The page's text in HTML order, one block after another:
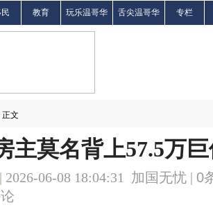
教育 玩乐温哥华 舌尖温哥华 专栏
正文
主莫名背上57.5万
| 2026-06-08 18:04:31 加国无忧 | 0